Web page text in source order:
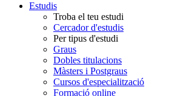
Estudis
Troba el teu estudi
Cercador d'estudis
Per tipus d'estudi
Graus
Dobles titulacions
Màsters i Postgraus
Cursos d'especialització
Formació online